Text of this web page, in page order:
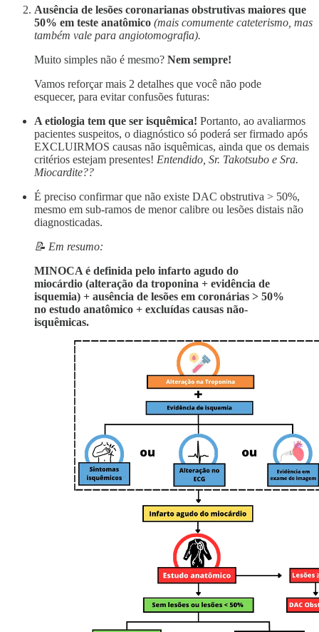
Ausência de lesões coronarianas obstrutivas maiores que
50% em teste anatômico (mais comumente cateterismo, mas
também vale para angiotomografia).
Muito simples não é mesmo? Nem sempre!
Vamos reforçar mais 2 detalhes que você não pode
esquecer, para evitar confusões futuras:
A etiologia tem que ser isquêmica! Portanto, ao avaliarmos
pacientes suspeitos, o diagnóstico só poderá ser firmado após
EXCLUIRMOS causas não isquêmicas, ainda que os demais
critérios estejam presentes! Entendido, Sr. Takotsubo e Sra.
Miocardite??
É preciso confirmar que não existe DAC obstrutiva > 50%,
mesmo em sub-ramos de menor calibre ou lesões distais não
diagnosticadas.
📝 Em resumo:
MINOCA é definida pelo infarto agudo do
miocárdio (alteração da troponina + evidência de
isquemia) + ausência de lesões em coronárias > 50%
no estudo anatômico + excluídas causas não-
isquêmicas.